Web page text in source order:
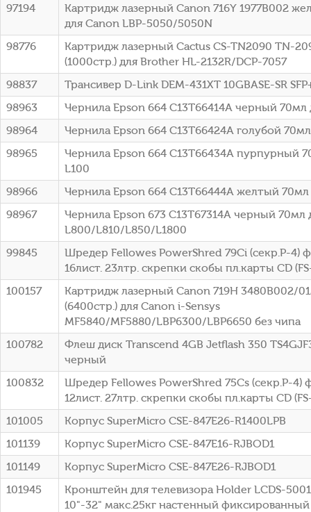
97194
Картридж лазерный Canon 716Y 1977B002
для Canon LBP-5050/5050N
98776
Картридж лазерный Cactus CS-TN2090 TN-
(1000стр.) для Brother HL-2132R/DCP-7057
98837
Трансивер D-Link DEM-431XT 10GBASE-SR
98963
Чернила Epson 664 C13T66414A черный 70мл
98964
Чернила Epson 664 C13T66424A голубой
98965
Чернила Epson 664 C13T66434A пурпурный
L100
98966
Чернила Epson 664 C13T66444A желтый 70мл
98967
Чернила Epson 673 C13T67314A черный 70мл
L800/L810/L850/L1800
99845
Шредер Fellowes PowerShred 79Ci (секр.P-4)
16лист. 23лтр. скрепки скобы пл.карты CD
100157
Картридж лазерный Canon 719H 3480B002/
(6400стр.) для Canon i-Sensys
MF5840/MF5880/LBP6300/LBP6650 без чипа
100782
Флеш диск Transcend 4GB Jetflash 350
черный
100832
Шредер Fellowes PowerShred 75Cs (секр.P-4)
12лист. 27лтр. скрепки скобы пл.карты CD
101005
Корпус SuperMicro CSE-847E26-R1400LPB
101139
Корпус SuperMicro CSE-847E16-RJBOD1
101149
Корпус SuperMicro CSE-847E26-RJBOD1
101945
Кронштейн для телевизора Holder LCDS-
10"-32" макс.25кг настенный фиксированный